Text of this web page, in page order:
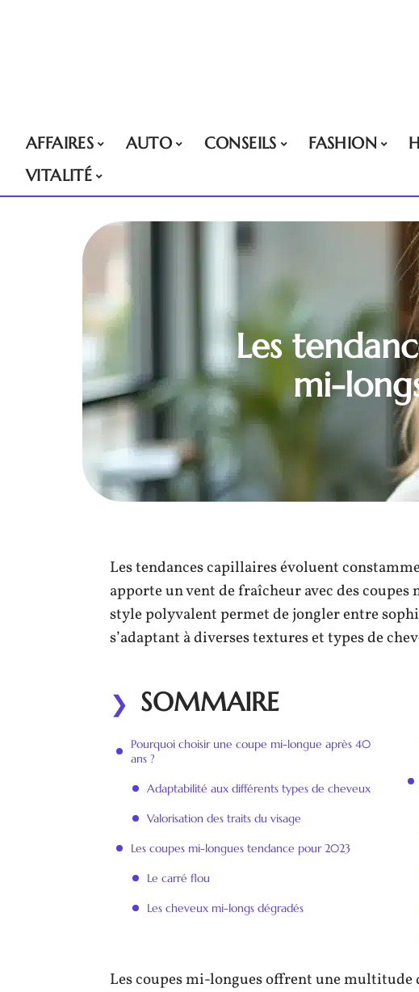
AFFAIRES AUTO CONSEILS FASHION
VITALITÉ
Les
mi-
Les tendances capillaires évoluent
apporte un vent de fraîcheur avec des coupes
style polyvalent permet de jongler entre
s’adaptant à diverses textures et types de
SOMMAIRE
Pourquoi choisir une coupe mi-longue après 40
ans ?
Adaptabilité aux différents types de cheveux
Valorisation des traits du visage
Les coupes mi-longues tendance pour 2023
Le carré flou
Les cheveux mi-longs dégradés
Les coupes mi-longues offrent une multitude